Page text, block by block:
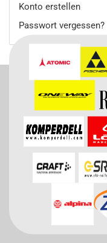
Konto erstellen
Passwort vergessen?